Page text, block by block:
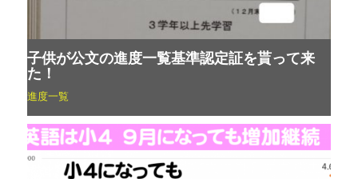
子供が公文の進度一覧基準認定証を貰って来
た！
進度一覧